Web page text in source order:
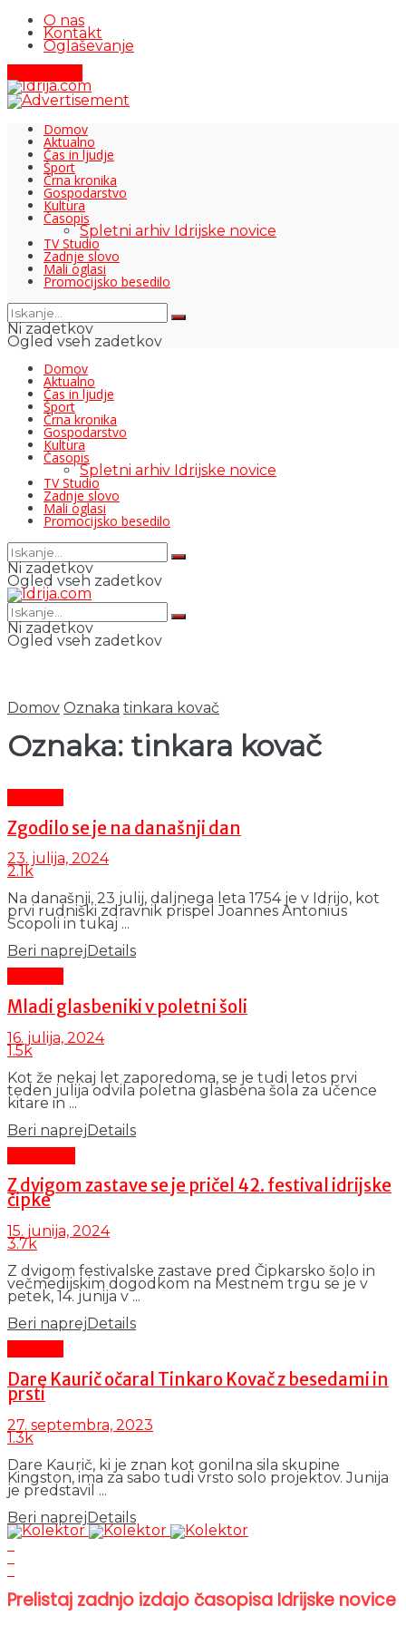
O nas
Kontakt
Oglaševanje
Domov
Aktualno
Čas in ljudje
Šport
Črna kronika
Gospodarstvo
Kultura
Časopis
Spletni arhiv Idrijske novice
TV Studio
Zadnje slovo
Mali oglasi
Promocijsko besedilo
Ni zadetkov
Ogled vseh zadetkov
Domov
Aktualno
Čas in ljudje
Šport
Črna kronika
Gospodarstvo
Kultura
Časopis
Spletni arhiv Idrijske novice
TV Studio
Zadnje slovo
Mali oglasi
Promocijsko besedilo
Ni zadetkov
Ogled vseh zadetkov
Ni zadetkov
Ogled vseh zadetkov
Domov Oznaka tinkara kovač
Oznaka: tinkara kovač
Zgodilo se je na današnji dan
23. julija, 2024
2.1k
Na današnji, 23 julij, daljnega leta 1754 je v Idrijo, kot
prvi rudniški zdravnik prispel Joannes Antonius
Scopoli in tukaj ...
Beri naprej Details
Mladi glasbeniki v poletni šoli
16. julija, 2024
1.5k
Kot že nekaj let zaporedoma, se je tudi letos prvi
teden julija odvila poletna glasbena šola za učence
kitare in ...
Beri naprejDetails
Z dvigom zastave se je pričel 42. festival idrijske
čipke
15. junija, 2024
3.7k
Z dvigom festivalske zastave pred Čipkarsko šolo in
večmedijskim dogodkom na Mestnem trgu se je v
petek, 14. junija v ...
Beri naprej Details
Dare Kaurič očaral Tinkaro Kovač z besedami in
prsti
27. septembra, 2023
1.3k
Dare Kaurič, ki je znan kot gonilna sila skupine
Kingston, ima za sabo tudi vrsto solo projektov. Junija
je predstavil ...
Beri naprejDetails
Prelistaj zadnjo izdajo časopisa Idrijske novice